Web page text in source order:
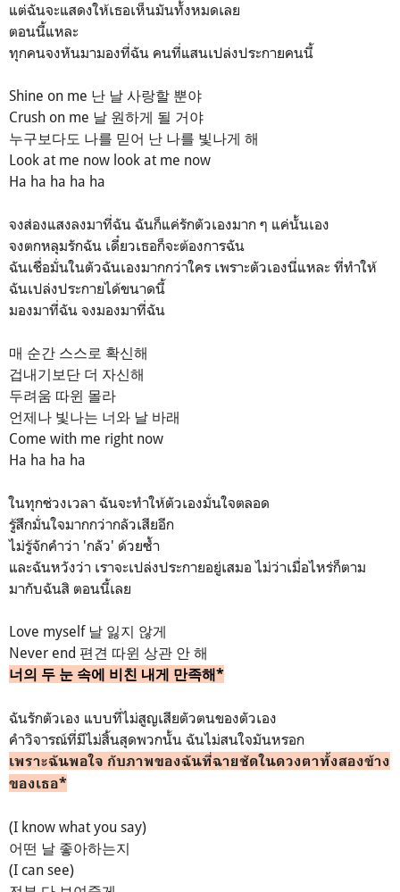
แต่ฉันจะแสดงให้เธอเห็นมันทั้งหมดเลย
ตอนนี้แหละ
ทุกคนจงหันมามองที่ฉัน คนที่แสนเปล่งประกายคนนี้
Shine on me 난 날 사랑할 뿐야
Crush on me 날 원하게 될 거야
누구보다도 나를 믿어 난 나를 빛나게 해
Look at me now look at me now
Ha ha ha ha ha
จงส่องแสงลงมาที่ฉัน ฉันก็แค่รักตัวเองมาก ๆ แค่นั้นเอง
จงตกหลุมรักฉัน เดี๋ยวเธอก็จะต้องการฉัน
ฉันเชื่อมั่นในตัวฉันเองมากกว่าใคร เพราะตัวเองนี่แหละ ที่ทำให้
ฉันเปล่งประกายได้ขนาดนี้
มองมาที่ฉัน จงมองมาที่ฉัน
매 순간 스스로 확신해
겁내기보단 더 자신해
두려움 따윈 몰라
언제나 빛나는 너와 날 바래
Come with me right now
Ha ha ha ha
ในทุกช่วงเวลา ฉันจะทำให้ตัวเองมั่นใจตลอด
รู้สึกมั่นใจมากกว่ากลัวเสียอีก
ไม่รู้จักคำว่า 'กลัว' ด้วยซ้ำ
และฉันหวังว่า เราจะเปล่งประกายอยู่เสมอ ไม่ว่าเมื่อไหร่ก็ตาม
มากับฉันสิ ตอนนี้เลย
Love myself 날 잃지 않게
Never end 편견 따윈 상관 안 해
너의 두 눈 속에 비친 내게 만족해*
ฉันรักตัวเอง แบบที่ไม่สูญเสียตัวตนของตัวเอง
คำวิจารณ์ที่มีไม่สิ้นสุดพวกนั้น ฉันไม่สนใจมันหรอก
เพราะฉันพอใจ กับภาพของฉันที่ฉายชัดในดวงตาทั้งสองข้าง
ของเธอ*
(I know what you say)
어떤 날 좋아하는지
(I can see)